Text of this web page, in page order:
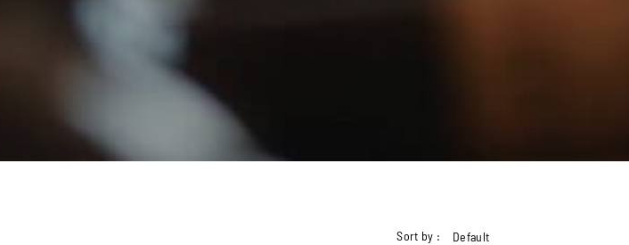
Sort by : Default